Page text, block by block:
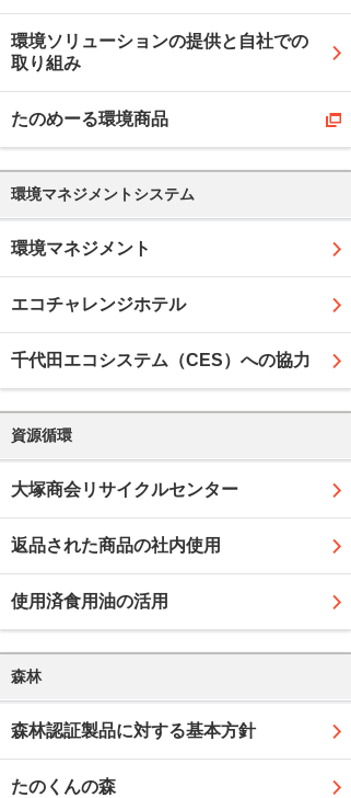
環境ソリューションの提供と自社での
取り組み
たのめーる環境商品
環境マネジメントシステム
環境マネジメント
エコチャレンジホテル
千代田エコシステム（CES）への協力
資源循環
大塚商会リサイクルセンター
返品された商品の社内使用
使用済食用油の活用
森林
森林認証製品に対する基本方針
たのくんの森